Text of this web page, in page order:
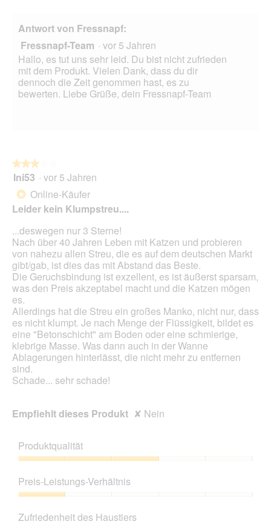
Antwort von Fressnapf:
Fressnapf-Team · vor 5 Jahren
Hallo, es tut uns sehr leid. Du bist nicht zufrieden
mit dem Produkt. Vielen Dank, dass du dir
dennoch die Zeit genommen hast, es zu
bewerten. Liebe Grüße, dein Fressnapf-Team
★★★★★
★★★★★
3
Sternen.
Ini53 · vor 5 Jahren
* Online-Käufer
Leider kein Klumpstreu....
...deswegen nur 3 Sterne!
Nach über 40 Jahren Leben mit Katzen und probieren
von nahezu allen Streu, die es auf dem deutschen Markt
gibt/gab, ist dies das mit Abstand das Beste.
Die Geruchsbindung ist exzellent, es ist äußerst sparsam,
was den Preis akzeptabel macht und die Katzen mögen
es.
Allerdings hat die Streu ein großes Manko, nicht nur, dass
es nicht klumpt. Je nach Menge der Flüssigkeit, bildet es
eine "Betonschicht" am Boden oder eine schmierige,
klebrige Masse. Was dann auch in der Wanne
Ablagerungen hinterlässt, die nicht mehr zu entfernen
sind.
Schade... sehr schade!
Empfiehlt dieses Produkt ✘ Nein
Produktqualität
3
von
5
Preis-Leistungs-Verhältnis
Leistungs-
Zufriedenheit des Haustiers